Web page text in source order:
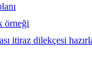
örneği
itiraz dilekçesi